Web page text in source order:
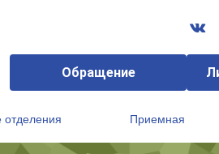
Обращение
Приемная